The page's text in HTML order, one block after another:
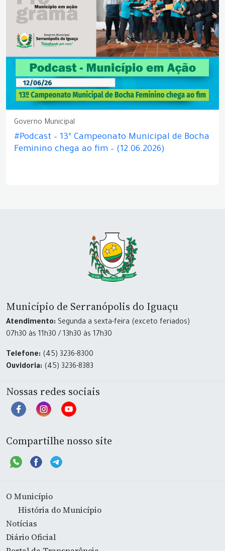
Governo Municipal
#Podcast – 13º Campeonato Municipal de Bocha
Feminino chega ao fim – (12.06.2026)
Município de Serranópolis do Iguaçu
Atendimento: Segunda a sexta-feira (exceto feriados)
07h30 às 11h30 / 13h30 às 17h30
Telefone: (45) 3236-8300
Ouvidoria: (45) 3236-8383
Nossas redes sociais
Compartilhe nosso site
O Município
História do Município
Notícias
Diário Oficial